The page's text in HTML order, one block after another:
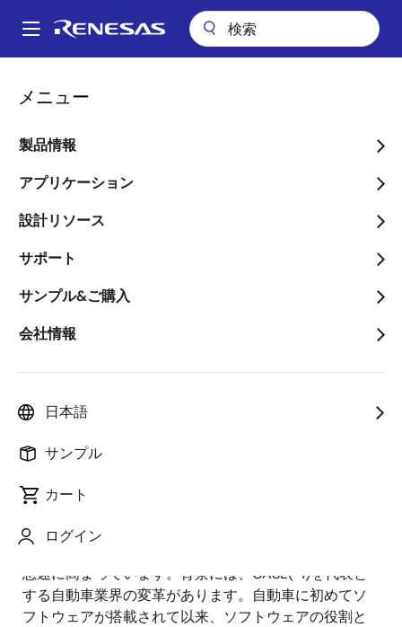
ン
Main
メニュー
製品情報
アプリケーション
設計リソース
サポート
サンプル&ご購入
会社情報
日本語
サンプル
カート
ログイン
パ
ン
く
ず
E/Eアーキテクチャ向けSW Platform と開発環境シリーズ(7)；セキュ
E/Eアーキテクチャ向けSW
Platform と開発環境シリー
ズ(7)；セキュリティソフ
トウェア開発
画
滝澤 卓也
公開日:2021年12月22日
急速に高まっています。背景には、CASE(*1)を代表と
する自動車業界の変革があります。自動車に初めてソ
フトウェアが搭載されて以来、ソフトウェアの役割と